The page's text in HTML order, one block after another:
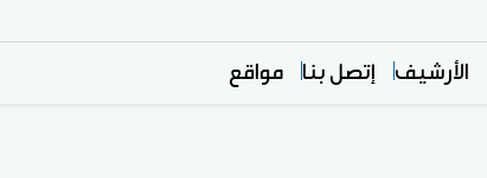
الأرشيف إتصل بنا مواقع